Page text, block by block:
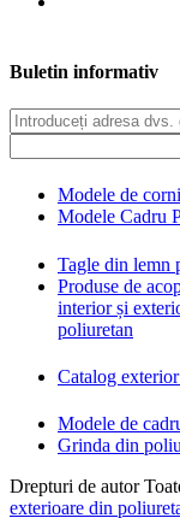
Buletin informativ
Modele de
Modele Cadru
Tagle din lemn
Produse de
interior și
poliuretan
Catalog
Modele de
Grinda din
Drepturi de autor
exterioare din